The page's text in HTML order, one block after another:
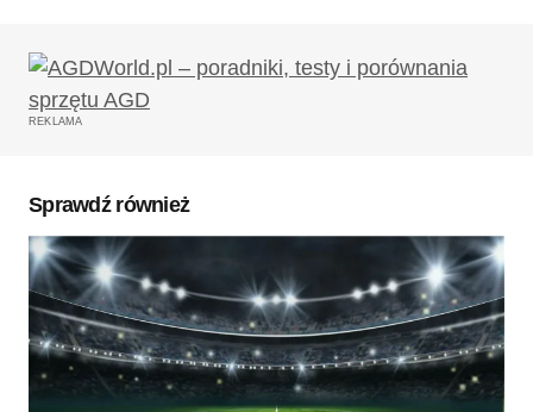
Twój adres email nie zostanie opublikowany.
Wymagane pola są oznaczone
Twoję imię*
Twój adres e-mail
REKLAMA
Sprawdź również